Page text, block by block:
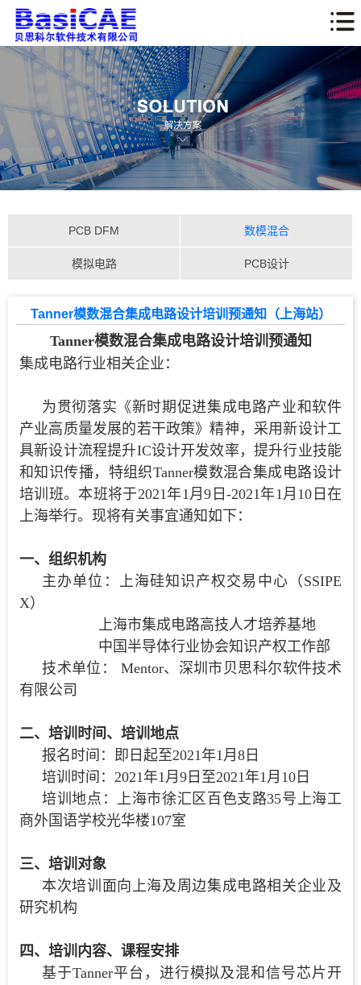
PCB DFM 数模混合
模拟电路 PCB设计
Tanner模数混合集成电路设计培训预通知（上海站）
Tanner模数混合集成电路设计培训预通知
集成电路行业相关企业：
为贯彻落实《新时期促进集成电路产业和软件
产业高质量发展的若干政策》精神，采用新设计工
具新设计流程提升IC设计开发效率，提升行业技能
和知识传播，特组织Tanner模数混合集成电路设计
培训班。本班将于2021年1月9日-2021年1月10日在
上海举行。现将有关事宜通知如下：
一、组织机构
主办单位：上海硅知识产权交易中心（SSIPE
X）
上海市集成电路高技人才培养基地
中国半导体行业协会知识产权工作部
技术单位： Mentor、深圳市贝思科尔软件技术
有限公司
二、培训时间、培训地点
报名时间：即日起至2021年1月8日
培训时间：2021年1月9日至2021年1月10日
培训地点：上海市徐汇区百色支路35号上海工
商外国语学校光华楼107室
三、培训对象
本次培训面向上海及周边集成电路相关企业及
研究机构
四、培训内容、课程安排
基于Tanner平台，进行模拟及混和信号芯片开